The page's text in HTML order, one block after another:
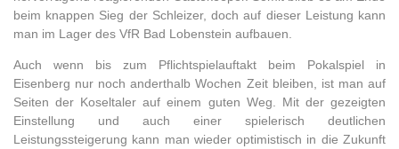
beim knappen Sieg der Schleizer, doch auf dieser Leistung kann
man im Lager des VfR Bad Lobenstein aufbauen.
Auch wenn bis zum Pflichtspielauftakt beim Pokalspiel in
Eisenberg nur noch anderthalb Wochen Zeit bleiben, ist man auf
Seiten der Koseltaler auf einem guten Weg. Mit der gezeigten
Einstellung und auch einer spielerisch deutlichen
Leistungssteigerung kann man wieder optimistisch in die Zukunft